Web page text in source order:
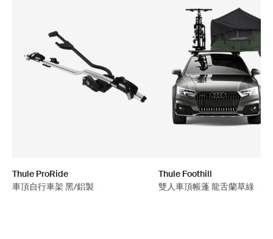
Thule ProRide
車頂自行車架 黑/鋁製
Thule Foothill
雙人車頂帳蓬 龍舌蘭草綠